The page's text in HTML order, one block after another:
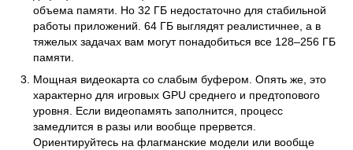
объема памяти. Но 32 ГБ недостаточно для стабильной
работы приложений. 64 ГБ выглядят реалистичнее, а в
тяжелых задачах вам могут понадобиться все 128–256 ГБ
памяти.
Мощная видеокарта со слабым буфером. Опять же, это
характерно для игровых GPU среднего и предтопового
уровня. Если видеопамять заполнится, процесс
замедлится в разы или вообще прервется.
Ориентируйтесь на флагманские модели или вообще